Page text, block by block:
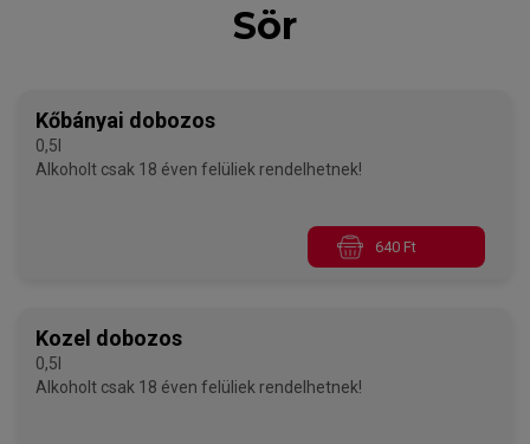
Sör
Kőbányai dobozos
0,5l
Alkoholt csak 18 éven felüliek rendelhetnek!
640 Ft
Kozel dobozos
0,5l
Alkoholt csak 18 éven felüliek rendelhetnek!